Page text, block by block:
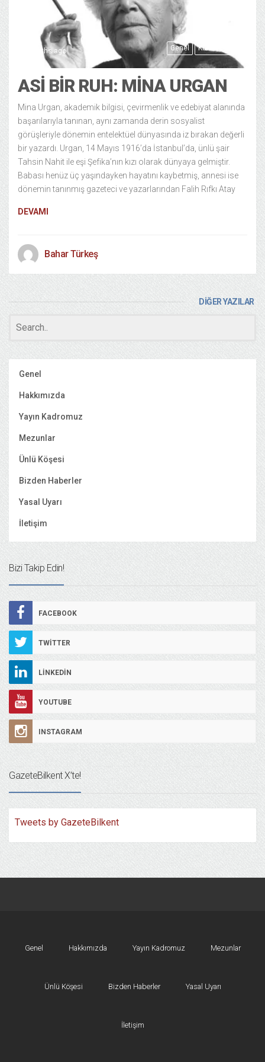
Genel Kültür Sanat
8 months ago
ASI BIR RUH: MINA URGAN
Mina Urgan, akademik bilgisi, çevirmenlik ve edebiyat alanında
başarılarıyla tanınan, aynı zamanda derin sosyalist
görüşleriyle dönemin entelektüel dünyasında iz bırakan değerli
bir yazardı. Urgan, 14 Mayıs 1916’da İstanbul’da, ünlü şair
Tahsin Nahit ile eşi Şefika’nın kızı olarak dünyaya gelmiştir.
Babası henüz üç yaşındayken hayatını kaybetmiş, annesi ise
dönemin tanınmış gazeteci ve yazarlarından Falih Rıfkı Atay
DEVAMI
Bahar Türkeş
DİĞER YAZILAR
Genel
Hakkımızda
Yayın Kadromuz
Mezunlar
Ünlü Köşesi
Bizden Haberler
Yasal Uyarı
İletişim
Bizi Takip Edin!
FACEBOOK
TWITTER
LINKEDIN
YOUTUBE
INSTAGRAM
GazeteBilkent X’te!
Tweets by GazeteBilkent
Genel Hakkımızda Yayın Kadromuz Mezunlar
Ünlü Köşesi Bizden Haberler Yasal Uyarı
İletişim